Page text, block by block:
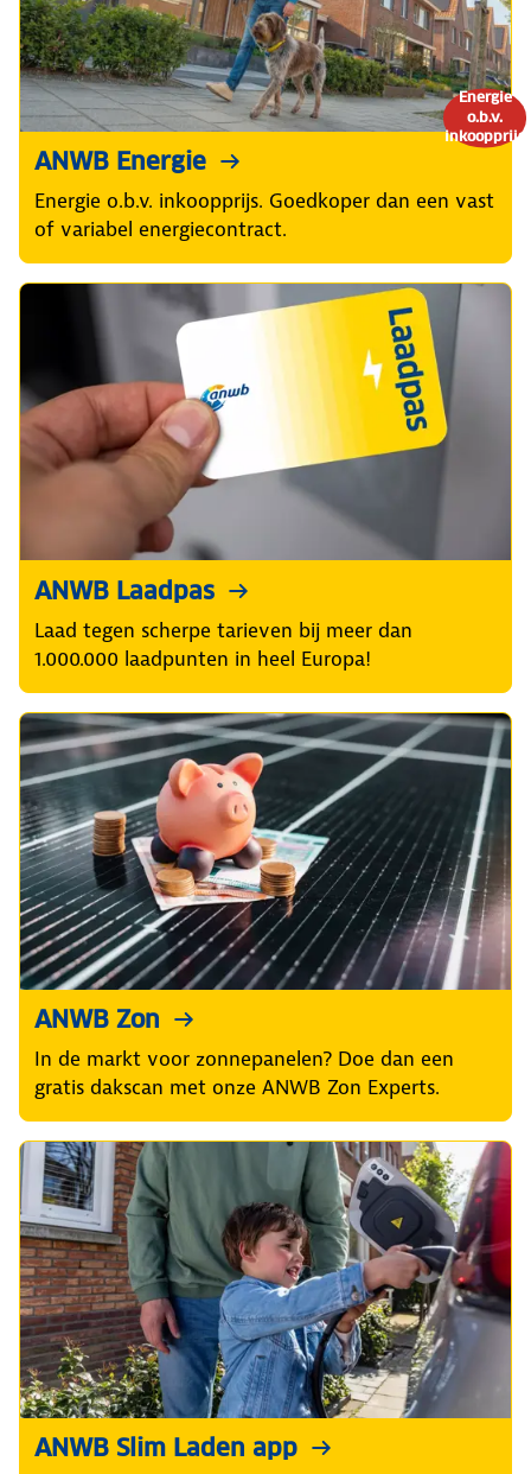
Energie
o.b.v.
inkoopprijs
ANWB Energie
Energie o.b.v. inkoopprijs. Goedkoper dan een vast
of variabel energiecontract.
ANWB Laadpas
Laad tegen scherpe tarieven bij meer dan
1.000.000 laadpunten in heel Europa!
ANWB Zon
In de markt voor zonnepanelen? Doe dan een
gratis dakscan met onze ANWB Zon Experts.
ANWB Slim Laden app